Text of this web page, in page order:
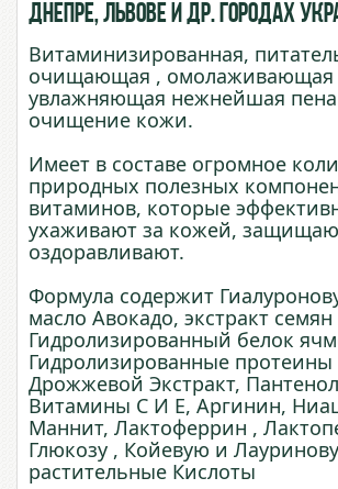
Днепре, Львове и др. городах
Витаминизированная,
очищающая , омолаживающая
увлажняющая нежнейшая пена
очищение кожи.
Имеет в составе огромное
природных полезных
витаминов, которые
ухаживают за кожей,
оздоравливают.
Формула содержит
масло Авокадо, экстракт
Гидролизированный белок
Гидролизированные
Дрожжевой Экстракт,
Витамины С И Е, Аргинин,
Маннит, Лактоферрин ,
Глюкозу , Койевую и
растительные Кислоты